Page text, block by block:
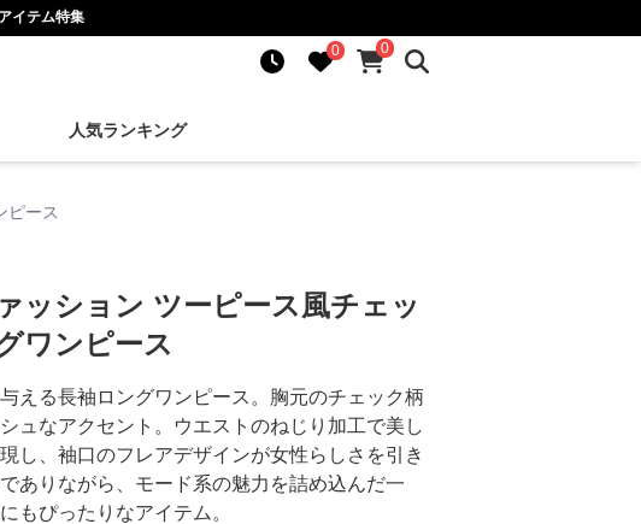
イテム特集
0
0
人気ランキング
ピース
ッション ツーピース風チェッ
ワンピース
える長袖ロングワンピース。胸元のチェック柄
ュなアクセント。ウエストのねじり加工で美し
し、袖口のフレアデザインが女性らしさを引き
ありながら、モード系の魅力を詰め込んだ一
もぴったりなアイテム。